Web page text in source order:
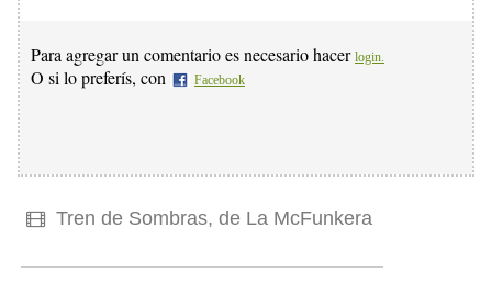
Para agregar un comentario es necesario hacer login.
O si lo preferís, con Facebook
Tren de Sombras, de La McFunkera